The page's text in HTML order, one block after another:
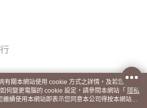
有關本網站使用 cookie 方式之詳情，及若您不希
何變更電腦的 cookie 設定，請參閱本網站「 隱私
繼續使用本網站即表示您同意本公司得按本網站使